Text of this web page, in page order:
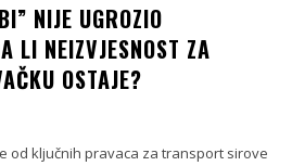
NIJE UGROZIO
LI NEIZVJESNOST ZA
OSTAJE?
od ključnih pravaca za transport sirove